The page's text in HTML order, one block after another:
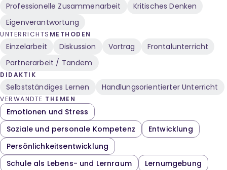
Professionelle Zusammenarbeit
Kritisches Denken
Eigenverantwortung
UNTERRICHTS METHODEN
Einzelarbeit Diskussion Vortrag
Frontalunterricht
Partnerarbeit / Tandem
DIDAKTIK
Selbstständiges Lernen Handlungsorientierter Unterricht
VERWANDTE THEMEN
Emotionen und Stress
Soziale und personale Kompetenz
Entwicklung
Persönlichkeitsentwicklung
Schule als Lebens- und Lernraum
Lernumgebung